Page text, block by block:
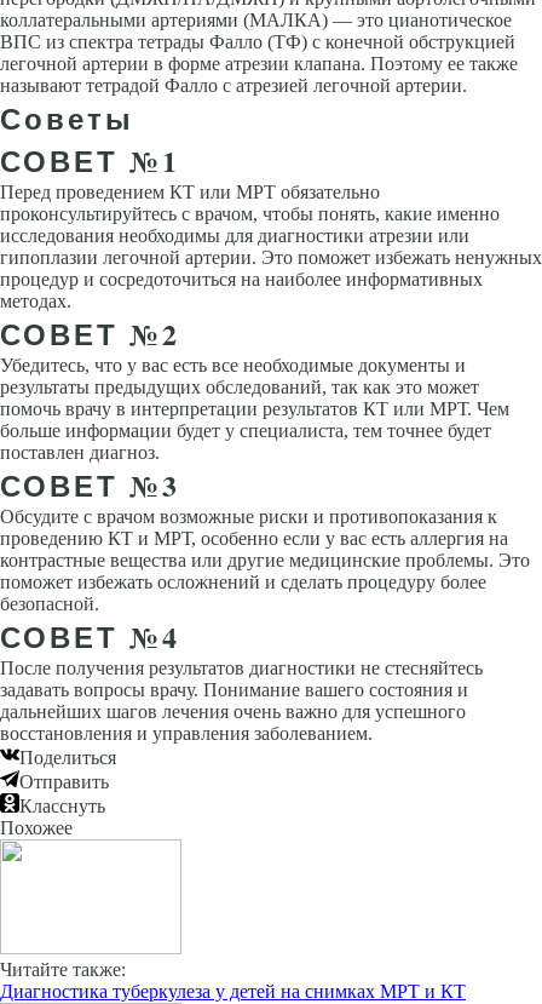
коллатеральными артериями (МАЛКА) — это цианотическое
ВПС из спектра тетрады Фалло (ТФ) с конечной обструкцией
легочной артерии в форме атрезии клапана. Поэтому ее также
называют тетрадой Фалло с атрезией легочной артерии.
Советы
СОВЕТ №1
Перед проведением КТ или МРТ обязательно
проконсультируйтесь с врачом, чтобы понять, какие именно
исследования необходимы для диагностики атрезии или
гипоплазии легочной артерии. Это поможет избежать ненужных
процедур и сосредоточиться на наиболее информативных
методах.
СОВЕТ №2
Убедитесь, что у вас есть все необходимые документы и
результаты предыдущих обследований, так как это может
помочь врачу в интерпретации результатов КТ или МРТ. Чем
больше информации будет у специалиста, тем точнее будет
поставлен диагноз.
СОВЕТ №3
Обсудите с врачом возможные риски и противопоказания к
проведению КТ и МРТ, особенно если у вас есть аллергия на
контрастные вещества или другие медицинские проблемы. Это
поможет избежать осложнений и сделать процедуру более
безопасной.
СОВЕТ №4
После получения результатов диагностики не стесняйтесь
задавать вопросы врачу. Понимание вашего состояния и
дальнейших шагов лечения очень важно для успешного
восстановления и управления заболеванием.
Поделиться
Отправить
Класснуть
Похожее
Читайте также:
Диагностика туберкулеза у детей на снимках МРТ и КТ